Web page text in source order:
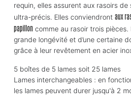
requin, elles assurent aux rasoirs
ultra-précis. Elles conviendront aux
papilloncomme au rasoir trois pièces.
grande longévité et d’une certaine
grâce à leur revêtement en acier
5 boîtes de 5 lames soit 25 lames
Lames interchangeables : en
les lames peuvent durer jusqu'à 2